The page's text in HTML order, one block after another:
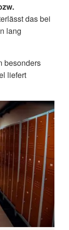
das bei
lang
besonders
liefert